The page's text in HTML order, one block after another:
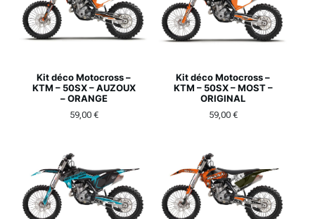
Kit déco Motocross –
KTM – 50SX – AUZOUX
– ORANGE
59,00 €
Kit déco Motocross –
KTM – 50SX – MOST –
ORIGINAL
59,00 €